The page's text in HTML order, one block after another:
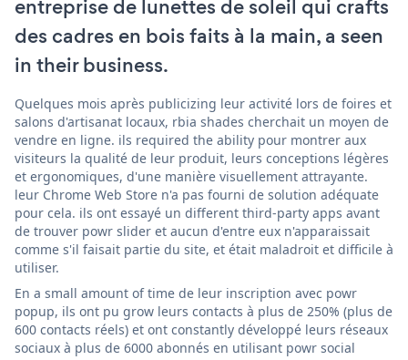
entreprise de lunettes de soleil qui crafts
des cadres en bois faits à la main, a seen
in their business.
Quelques mois après publicizing leur activité lors de foires et
salons d'artisanat locaux, rbia shades cherchait un moyen de
vendre en ligne. ils required the ability pour montrer aux
visiteurs la qualité de leur produit, leurs conceptions légères
et ergonomiques, d'une manière visuellement attrayante.
leur Chrome Web Store n'a pas fourni de solution adéquate
pour cela. ils ont essayé un different third-party apps avant
de trouver powr slider et aucun d'entre eux n'apparaissait
comme s'il faisait partie du site, et était maladroit et difficile à
utiliser.
En a small amount of time de leur inscription avec powr
popup, ils ont pu grow leurs contacts à plus de 250% (plus de
600 contacts réels) et ont constantly développé leurs réseaux
sociaux à plus de 6000 abonnés en utilisant powr social